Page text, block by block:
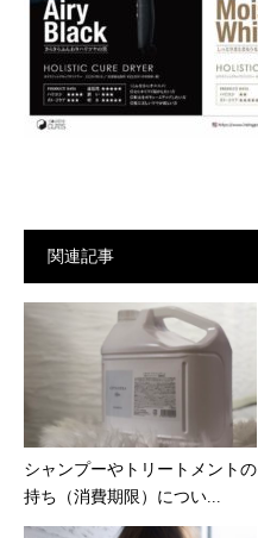
関連記事
シャンプーやトリートメントの
持ち（消費期限）につい...